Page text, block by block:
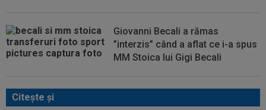
Giovanni Becali a rămas
”interzis” când a aflat ce i-a spus
MM Stoica lui Gigi Becali
Citeşte şi